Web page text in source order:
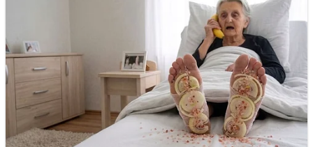
ANDROID pentru siteul
Creez aplicatie
ANDROID pentru siteul